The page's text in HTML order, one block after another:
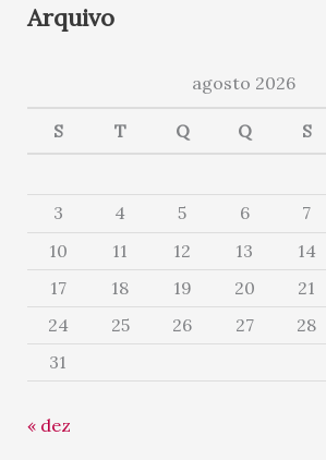
Arquivo
agosto 2026
S T Q Q S
3
4 5 6 7
10
11 12 13 14
17
18 19 20 21
24
25 26 27 28
31
« dez